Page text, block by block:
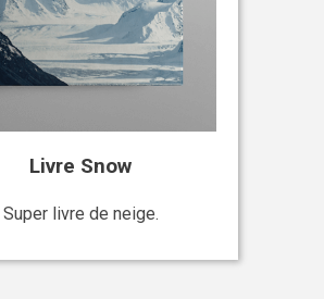
Livre Snow
Super livre de neige.